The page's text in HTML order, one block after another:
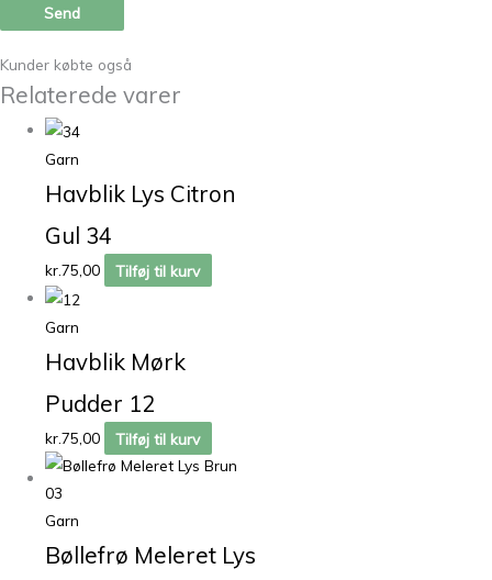
Kunder købte også
Relaterede varer
Garn
Havblik Lys Citron
Gul 34
kr.75,00 Tilføj til kurv
Garn
Havblik Mørk
Pudder 12
kr.75,00 Tilføj til kurv
Garn
Bøllefrø Meleret Lys